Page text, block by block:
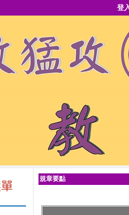
登
規章要點